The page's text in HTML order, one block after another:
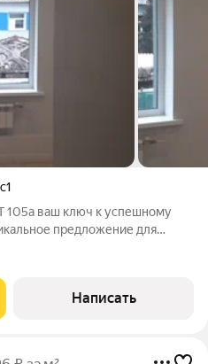
ваш ключ к успешному
предложение для
Представляем вашему
помещение в бизнес-
идеальное решение для
Написать